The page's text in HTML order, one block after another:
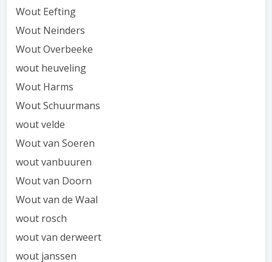
Wout Eefting
Wout Neinders
Wout Overbeeke
wout heuveling
Wout Harms
Wout Schuurmans
wout velde
Wout van Soeren
wout vanbuuren
Wout van Doorn
Wout van de Waal
wout rosch
wout van derweert
wout janssen